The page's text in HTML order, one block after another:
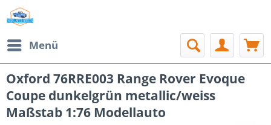
Menü
Oxford 76RRE003 Range Rover Evoque
Coupe dunkelgrün metallic/weiss
Maßstab 1:76 Modellauto